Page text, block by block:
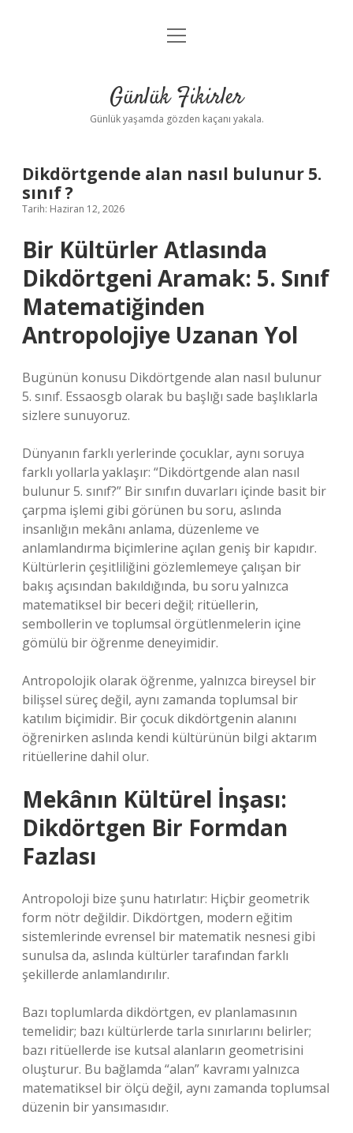
Anasayfa
Yasal Uyarı
menüyü
Günlük Fikirler
Günlük yaşamda gözden kaçanı yakala.
Dikdörtgende alan nasıl bulunur 5.
sınıf ?
Tarih: Haziran 12, 2026
Bir Kültürler Atlasında
Dikdörtgeni Aramak: 5. Sınıf
Matematiğinden
Antropolojiye Uzanan Yol
Bugünün konusu Dikdörtgende alan nasıl bulunur
5. sınıf. Essaosgb olarak bu başlığı sade başlıklarla
sizlere sunuyoruz.
Dünyanın farklı yerlerinde çocuklar, aynı soruya
farklı yollarla yaklaşır: “Dikdörtgende alan nasıl
bulunur 5. sınıf?” Bir sınıfın duvarları içinde basit bir
çarpma işlemi gibi görünen bu soru, aslında
insanlığın mekânı anlama, düzenleme ve
anlamlandırma biçimlerine açılan geniş bir kapıdır.
Kültürlerin çeşitliliğini gözlemlemeye çalışan bir
bakış açısından bakıldığında, bu soru yalnızca
matematiksel bir beceri değil; ritüellerin,
sembollerin ve toplumsal örgütlenmelerin içine
gömülü bir öğrenme deneyimidir.
Antropolojik olarak öğrenme, yalnızca bireysel bir
bilişsel süreç değil, aynı zamanda toplumsal bir
katılım biçimidir. Bir çocuk dikdörtgenin alanını
öğrenirken aslında kendi kültürünün bilgi aktarım
ritüellerine dahil olur.
Mekânın Kültürel İnşası:
Dikdörtgen Bir Formdan
Fazlası
Antropoloji bize şunu hatırlatır: Hiçbir geometrik
form nötr değildir. Dikdörtgen, modern eğitim
sistemlerinde evrensel bir matematik nesnesi gibi
sunulsa da, aslında kültürler tarafından farklı
şekillerde anlamlandırılır.
Bazı toplumlarda dikdörtgen, ev planlamasının
temelidir; bazı kültürlerde tarla sınırlarını belirler;
bazı ritüellerde ise kutsal alanların geometrisini
oluşturur. Bu bağlamda “alan” kavramı yalnızca
matematiksel bir ölçü değil, aynı zamanda toplumsal
düzenin bir yansımasıdır.